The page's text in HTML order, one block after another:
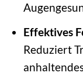
Effektives
Reduziert